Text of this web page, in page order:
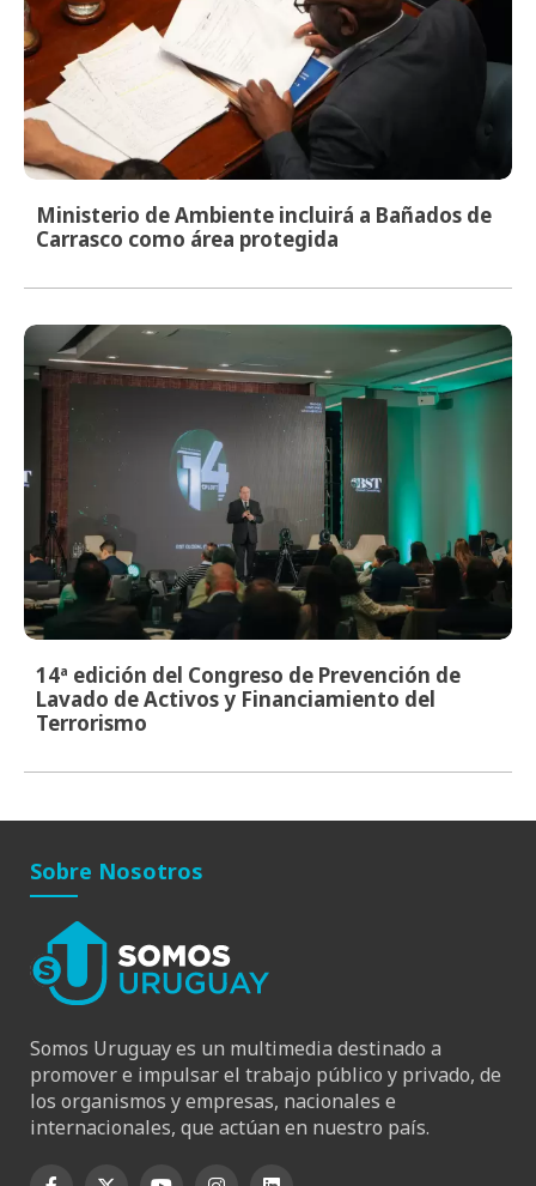
Ministerio de Ambiente incluirá a Bañados de
Carrasco como área protegida
14ª edición del Congreso de Prevención de
Lavado de Activos y Financiamiento del
Terrorismo
Sobre Nosotros
Somos Uruguay es un multimedia destinado a
promover e impulsar el trabajo público y privado, de
los organismos y empresas, nacionales e
internacionales, que actúan en nuestro país.